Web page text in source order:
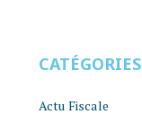
CATÉGORIES
Actu Fiscale